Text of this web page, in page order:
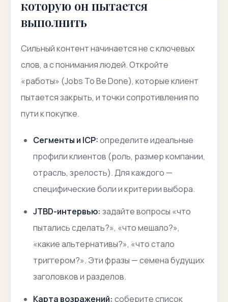
которую он пытается
выполнить
Сильный контент начинается не с ключевых
слов, а с понимания людей. Откройте
«работы» (Jobs To Be Done), которые клиент
пытается закрыть, и точки сопротивления по
пути к покупке.
Сегменты и ICP:определите идеальные
профили клиентов (роль, размер компании,
отрасль, зрелость). Для каждого —
специфические боли и критерии выбора.
JTBD-интервью: задайте вопросы «что
пытались сделать?», «что мешало?»,
«какие альтернативы?», «что стало
триггером?». Эти фразы — семена будущих
заголовков и разделов.
Карта возражений: соберите список